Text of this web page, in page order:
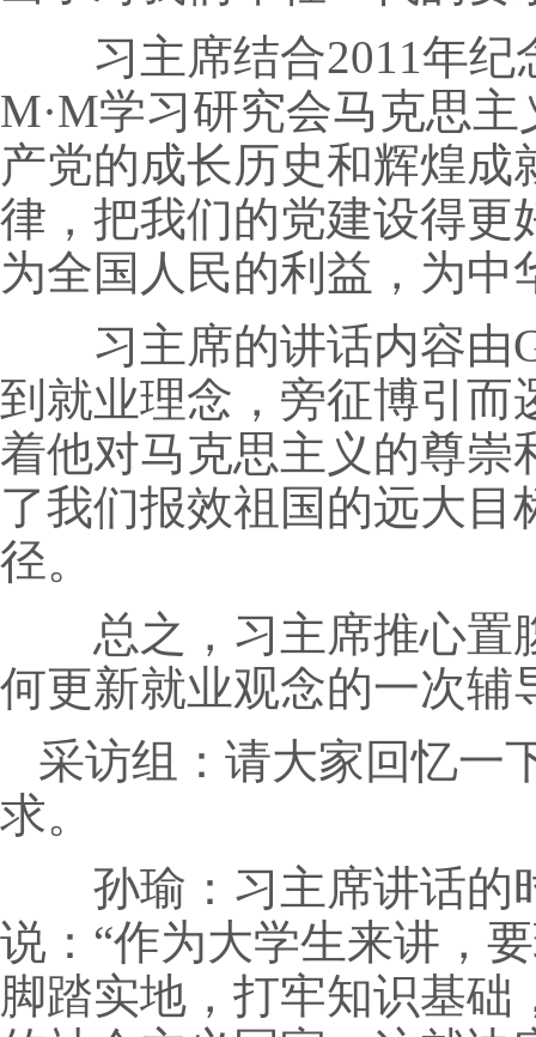
习主席结合2011年纪
M·M学习研究会马克思
产党的成长历史和辉煌
律，把我们的党建设得更
为全国人民的利益，为
习主席的讲话内容由
到就业理念，旁征博引而
着他对马克思主义的尊崇
了我们报效祖国的远大
径。
总之，习主席推心置
何更新就业观念的一次辅
采访组：请大家回忆一
求。
孙瑜：习主席讲话的
说：“作为大学生来讲，
脚踏实地，打牢知识基